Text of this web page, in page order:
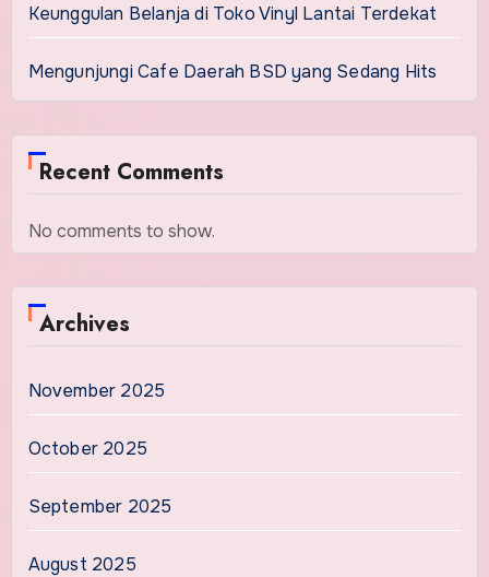
Keunggulan Belanja di Toko Vinyl Lantai Terdekat
Mengunjungi Cafe Daerah BSD yang Sedang Hits
Recent Comments
No comments to show.
Archives
November 2025
October 2025
September 2025
August 2025